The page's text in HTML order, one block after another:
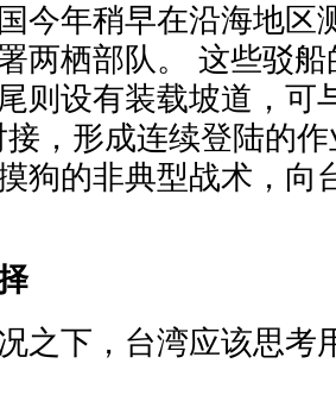
今年稍早在沿海地区
两栖部队。 这些驳
则设有装载坡道，可
，形成连续登陆的
狗的非典型战术，向
之下，台湾应该思考